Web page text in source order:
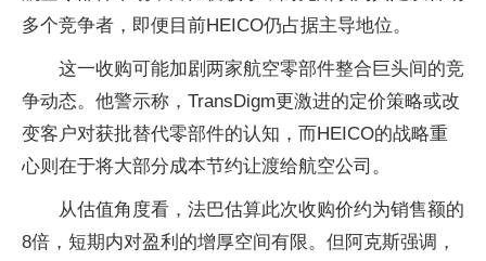
多个竞争者，即便目前HEICO仍占据主导地位。
这一收购可能加剧两家航空零部件整合巨头间的竞
争动态。他警示称，TransDigm更激进的定价策略或改
变客户对获批替代零部件的认知，而HEICO的战略重
心则在于将大部分成本节约让渡给航空公司。
从估值角度看，法巴估算此次收购价约为销售额的
8倍，短期内对盈利的增厚空间有限。但阿克斯强调，